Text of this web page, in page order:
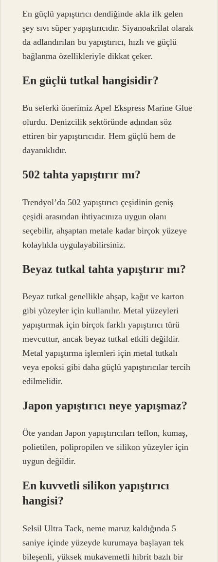
En güçlü yapıştırıcı dendiğinde akla ilk gelen
şey sıvı süper yapıştırıcıdır. Siyanoakrilat olarak
da adlandırılan bu yapıştırıcı, hızlı ve güçlü
bağlanma özellikleriyle dikkat çeker.
En güçlü tutkal hangisidir?
Bu seferki önerimiz Apel Ekspress Marine Glue
olurdu. Denizcilik sektöründe adından söz
ettiren bir yapıştırıcıdır. Hem güçlü hem de
dayanıklıdır.
502 tahta yapıştırır mı?
Trendyol’da 502 yapıştırıcı çeşidinin geniş
çeşidi arasından ihtiyacınıza uygun olanı
seçebilir, ahşaptan metale kadar birçok yüzeye
kolaylıkla uygulayabilirsiniz.
Beyaz tutkal tahta yapıştırır mı?
Beyaz tutkal genellikle ahşap, kağıt ve karton
gibi yüzeyler için kullanılır. Metal yüzeyleri
yapıştırmak için birçok farklı yapıştırıcı türü
mevcuttur, ancak beyaz tutkal etkili değildir.
Metal yapıştırma işlemleri için metal tutkalı
veya epoksi gibi daha güçlü yapıştırıcılar tercih
edilmelidir.
Japon yapıştırıcı neye yapışmaz?
Öte yandan Japon yapıştırıcıları teflon, kumaş,
polietilen, polipropilen ve silikon yüzeyler için
uygun değildir.
En kuvvetli silikon yapıştırıcı
hangisi?
Selsil Ultra Tack, neme maruz kaldığında 5
saniye içinde yüzeyde kurumaya başlayan tek
bileşenli, yüksek mukavemetli hibrit bazlı bir